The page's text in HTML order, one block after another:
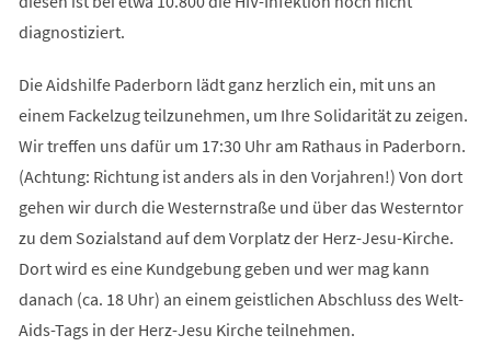
diagnostiziert.
Die Aidshilfe Paderborn lädt ganz herzlich ein, mit uns an
einem Fackelzug teilzunehmen, um Ihre Solidarität zu zeigen.
Wir treffen uns dafür um 17:30 Uhr am Rathaus in Paderborn.
(Achtung: Richtung ist anders als in den Vorjahren!) Von dort
gehen wir durch die Westernstraße und über das Westerntor
zu dem Sozialstand auf dem Vorplatz der Herz-Jesu-Kirche.
Dort wird es eine Kundgebung geben und wer mag kann
danach (ca. 18 Uhr) an einem geistlichen Abschluss des Welt-
Aids-Tags in der Herz-Jesu Kirche teilnehmen.